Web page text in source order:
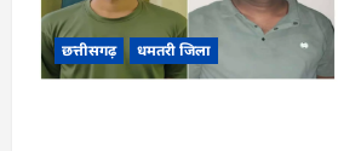
होगी
स्थापना
…
छत्तीसगढ़ धमतरी जिला